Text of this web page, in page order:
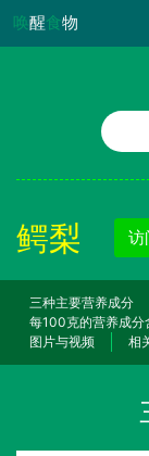
唤醒食物
食物名称
鳄梨 访
三种主要营养成分
每100克的营养成分
图片与视频
相